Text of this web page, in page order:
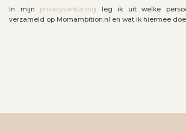
In mijn privacyverklaring leg ik uit welke
verzameld op Momambition.nl en wat ik hiermee doe